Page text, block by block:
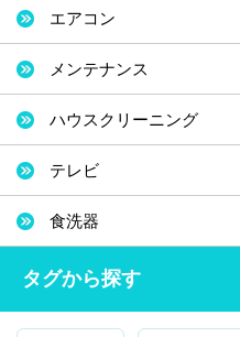
エアコン
メンテナンス
ハウスクリーニング
テレビ
食洗器
タグから探す